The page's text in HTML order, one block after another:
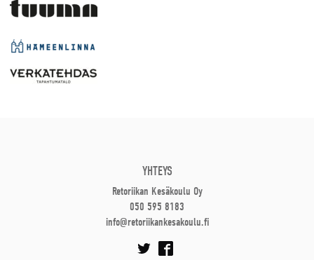
YHTEYS
Retoriikan Kesäkoulu Oy
050 595 8183
info@retoriikankesakoulu.fi